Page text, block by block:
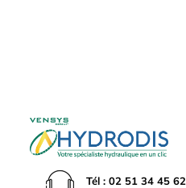
Tél : 02 51 34 45 62